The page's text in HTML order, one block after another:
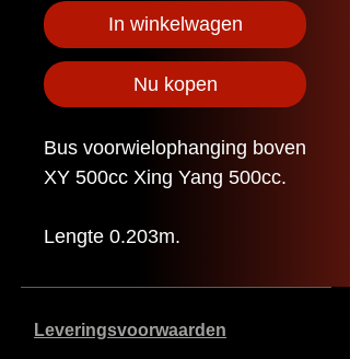
In winkelwagen
Nu kopen
Bus voorwielophanging boven
XY 500cc Xing Yang 500cc.
Lengte 0.203m.
Leveringsvoorwaarden